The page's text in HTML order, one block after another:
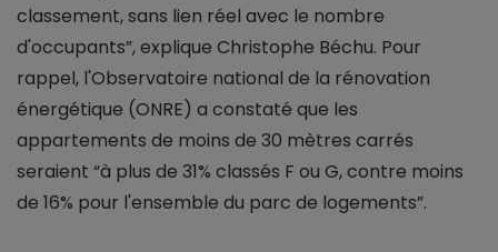
classement, sans lien réel avec le nombre
d'occupants”, explique Christophe Béchu. Pour
rappel, l'Observatoire national de la rénovation
énergétique (ONRE) a constaté que les
appartements de moins de 30 mètres carrés
seraient “à plus de 31% classés F ou G, contre moins
de 16% pour l'ensemble du parc de logements”.